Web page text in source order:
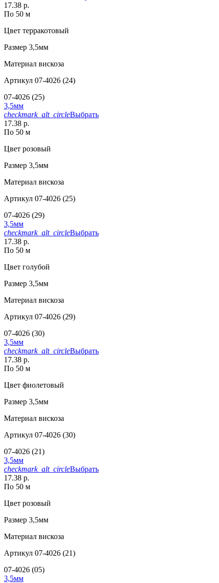
17.38 р.
По 50 м
Цвет терракотовый
Размер 3,5мм
Материал вискоза
Артикул 07-4026 (24)
07-4026 (25)
3,5мм
checkmark_alt_circleВыбрать
17.38 р.
По 50 м
Цвет розовый
Размер 3,5мм
Материал вискоза
Артикул 07-4026 (25)
07-4026 (29)
3,5мм
checkmark_alt_circleВыбрать
17.38 р.
По 50 м
Цвет голубой
Размер 3,5мм
Материал вискоза
Артикул 07-4026 (29)
07-4026 (30)
3,5мм
checkmark_alt_circleВыбрать
17.38 р.
По 50 м
Цвет фиолетовый
Размер 3,5мм
Материал вискоза
Артикул 07-4026 (30)
07-4026 (21)
3,5мм
checkmark_alt_circleВыбрать
17.38 р.
По 50 м
Цвет розовый
Размер 3,5мм
Материал вискоза
Артикул 07-4026 (21)
07-4026 (05)
3,5мм